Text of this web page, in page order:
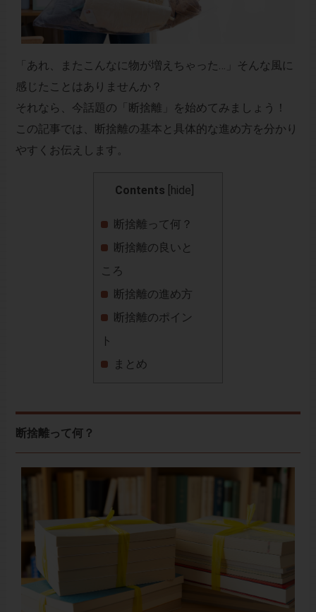
「あれ、またこんなに物が増えちゃった…」そんな風に
感じたことはありませんか？
それなら、今話題の「断捨離」を始めてみましょう！
この記事では、断捨離の基本と具体的な進め方を分かり
やすくお伝えします。
Contents hide
断捨離って何？
断捨離の良いと
ころ
断捨離の進め方
断捨離のポイン
ト
まとめ
断捨離って何？